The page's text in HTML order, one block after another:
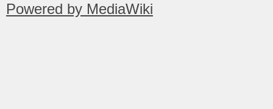
Powered by MediaWiki